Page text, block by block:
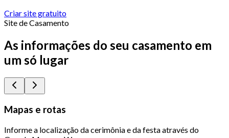
Criar site gratuito
Site de Casamento
As informações do seu casamento em
um só lugar
Mapas e rotas
Informe a localização da cerimônia e da festa através do